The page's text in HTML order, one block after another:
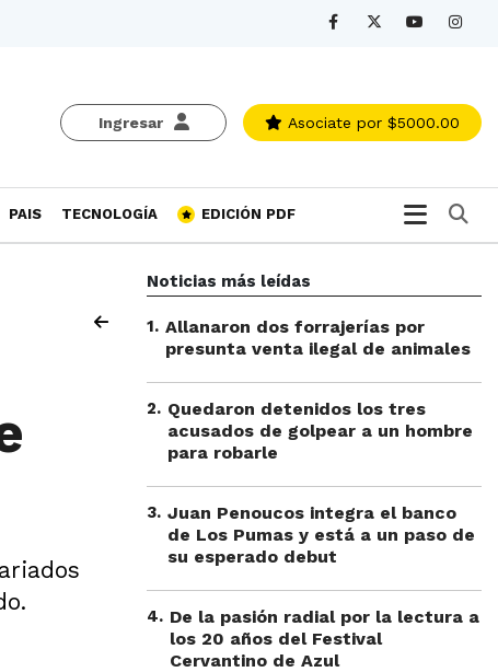
Ingresar Asociate por $5000.00
PAIS TECNOLOGÍA EDICIÓN PDF
Noticias más leídas
1. Allanaron dos forrajerías por
presunta venta ilegal de animales
2. Quedaron detenidos los tres
acusados de golpear a un hombre
para robarle
3. Juan Penoucos integra el banco
de Los Pumas y está a un paso de
su esperado debut
4. De la pasión radial por la lectura a
los 20 años del Festival
Cervantino de Azul